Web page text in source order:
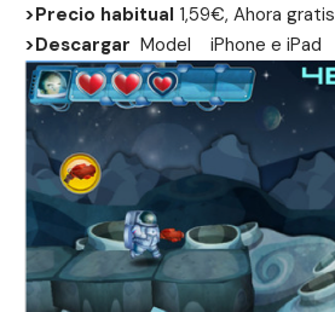
>Precio habitual 1,59€, Ahora gratis
>Descargar Model iPhone e iPad